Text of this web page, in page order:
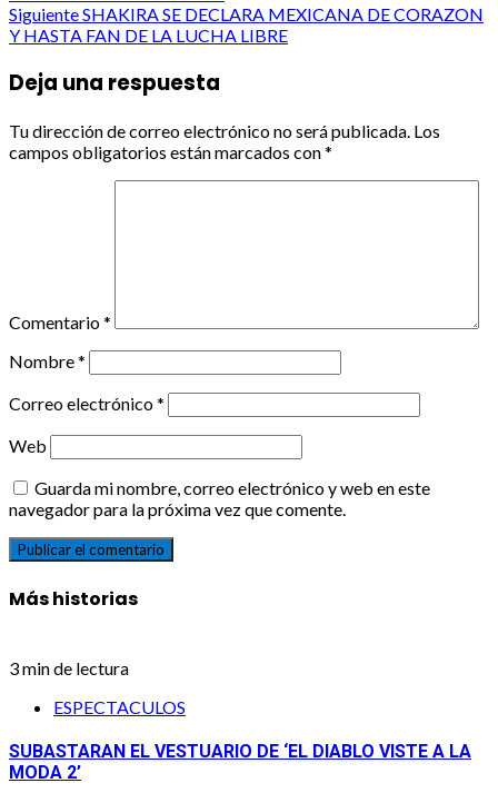
navigation
SiguienteSHAKIRA SE DECLARA MEXICANA DE CORAZON
Y HASTA FAN DE LA LUCHA LIBRE
Deja una respuesta
Tu dirección de correo electrónico no será publicada. Los
campos obligatorios están marcados con*
Comentario*
Nombre*
Correo electrónico*
Web
Guarda mi nombre, correo electrónico y web en este
navegador para la próxima vez que comente.
Más historias
3 min de lectura
ESPECTACULOS
SUBASTARAN EL VESTUARIO DE ‘EL DIABLO VISTE A LA
MODA 2’